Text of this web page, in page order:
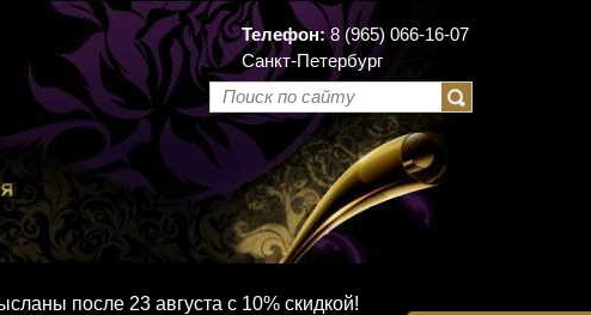
Телефон:8 (965) 066-16-07
Санкт-Петербург
после 23 августа с 10% скидкой!